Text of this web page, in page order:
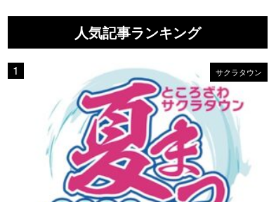
人気記事ランキング
サクラタウン